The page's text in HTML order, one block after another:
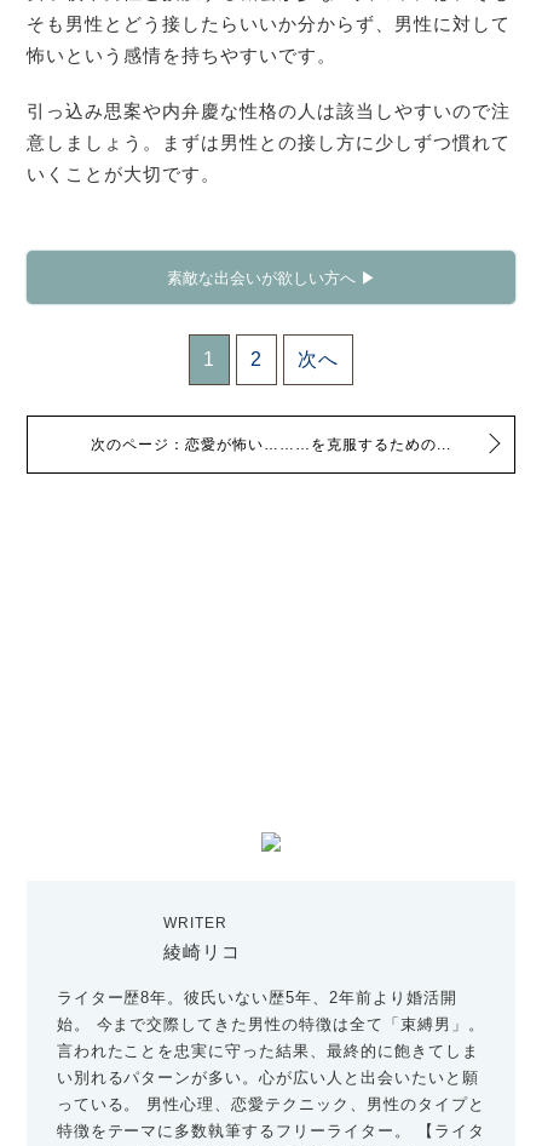
そも男性とどう接したらいいか分からず、男性に対して
怖いという感情を持ちやすいです。
引っ込み思案や内弁慶な性格の人は該当しやすいので注
意しましょう。まずは男性との接し方に少しずつ慣れて
いくことが大切です。
素敵な出会いが欲しい方へ ▶
1 2 次へ
次のページ：恋愛が怖い………を克服するための...
WRITER
綾崎リコ
ライター歴8年。彼氏いない歴5年、2年前より婚活開
始。 今まで交際してきた男性の特徴は全て「束縛男」。
言われたことを忠実に守った結果、最終的に飽きてしま
い別れるパターンが多い。心が広い人と出会いたいと願
っている。 男性心理、恋愛テクニック、男性のタイプと
特徴をテーマに多数執筆するフリーライター。 【ライタ